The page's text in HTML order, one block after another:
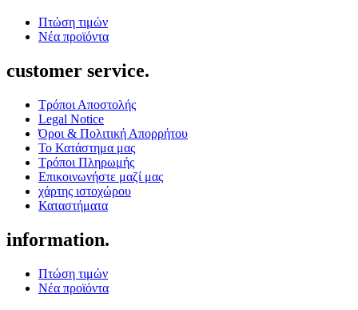
Πτώση τιμών
Νέα προϊόντα
customer service.
Τρόποι Αποστολής
Legal Notice
Όροι & Πολιτική Απορρήτου
Το Κατάστημα μας
Τρόποι Πληρωμής
Επικοινωνήστε μαζί μας
χάρτης ιστοχώρου
Καταστήματα
information.
Πτώση τιμών
Νέα προϊόντα